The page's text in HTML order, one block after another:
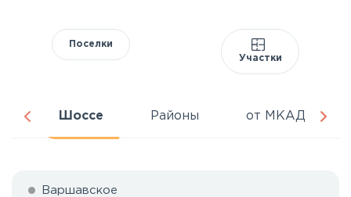
Поселки
Участки
Шоссе Районы от МКАД
Варшавское